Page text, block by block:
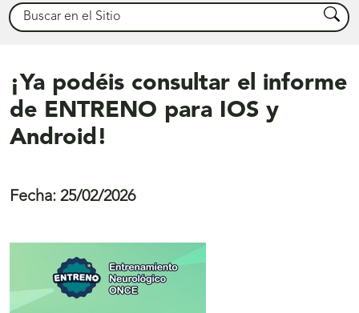
Buscar Buscar
¡Ya podéis consultar el informe
de ENTRENO para IOS y
Android!
Fecha: 25/02/2026